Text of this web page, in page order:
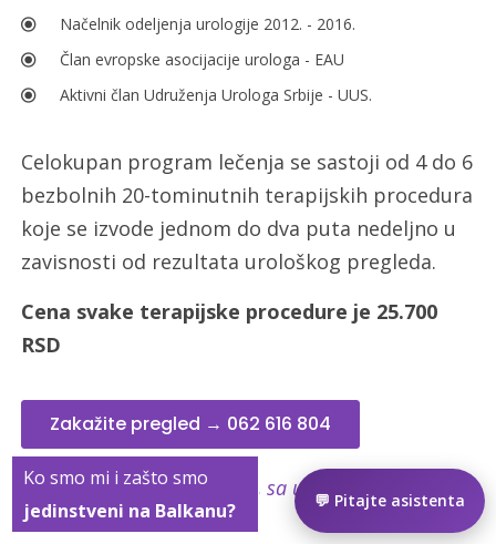
Načelnik odeljenja urologije 2012. - 2016.
Član evropske asocijacije urologa - EAU
Aktivni član Udruženja Urologa Srbije - UUS.
Celokupan program lečenja se sastoji od 4 do 6
bezbolnih 20-tominutnih terapijskih procedura
koje se izvode jednom do dva puta nedeljno u
zavisnosti od rezultata urološkog pregleda.
Cena svake terapijske procedure je 25.700
RSD
Zakažite pregled → 062 616 804
Cena pregleda je 6.000 rsd, sa ultrazvukom 8.000
rsd.
💬 Pitajte asistenta
Ko smo mi i zašto smo
jedinstveni na Balkanu?